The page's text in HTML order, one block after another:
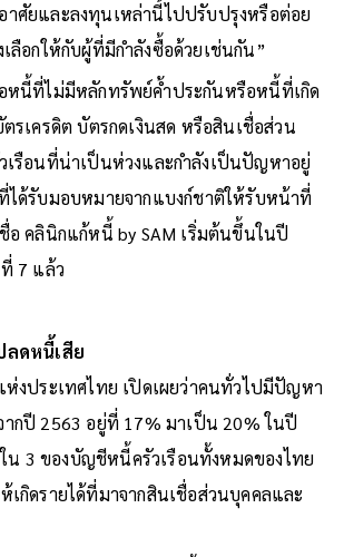
ศัยและลงทุนเหล่านี้ไปปรับปรุงหรือต่อย
ลือกให้กับผู้ที่มีกำลังซื้อด้วยเช่นกัน”
หนี้ที่ไม่มีหลักทรัพย์ค้ำประกันหรือหนี้ที่เกิด
ตรเครดิต บัตรกดเงินสด หรือสินเชื่อส่วน
เรือนที่น่าเป็นห่วงและกำลังเป็นปัญหาอยู่
ได้รับมอบหมายจากแบงก์ชาติให้รับหน้าที่
อ คลินิกแก้หนี้ by SAM เริ่มต้นขึ้นในปี
7 แล้ว
ลดหนี้เสีย
ห่งประเทศไทย เปิดเผยว่าคนทั่วไปมีปัญหา
กปี 2563 อยู่ที่ 17% มาเป็น 20% ในปี
น 3 ของบัญชีหนี้ครัวเรือนทั้งหมดของไทย
เกิดรายได้ที่มาจากสินเชื่อส่วนบุคคลและ